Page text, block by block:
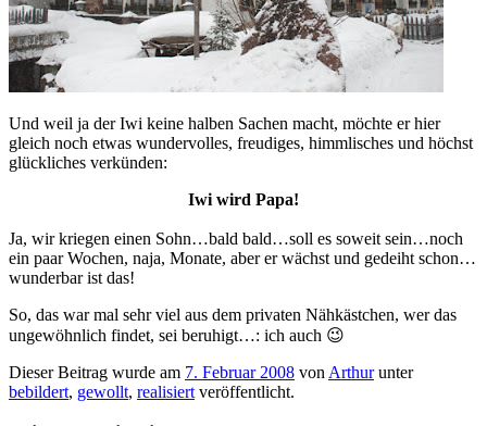
Und weil ja der Iwi keine halben Sachen macht, möchte er hier
gleich noch etwas wundervolles, freudiges, himmlisches und höchst
glückliches verkünden:
Iwi wird Papa!
Ja, wir kriegen einen Sohn…bald bald…soll es soweit sein…noch
ein paar Wochen, naja, Monate, aber er wächst und gedeiht schon…
wunderbar ist das!
So, das war mal sehr viel aus dem privaten Nähkästchen, wer das
ungewöhnlich findet, sei beruhigt…: ich auch 😉
Dieser Beitrag wurde am 7. Februar 2008 von Arthurunter
bebildert, gewollt, realisiert veröffentlicht.